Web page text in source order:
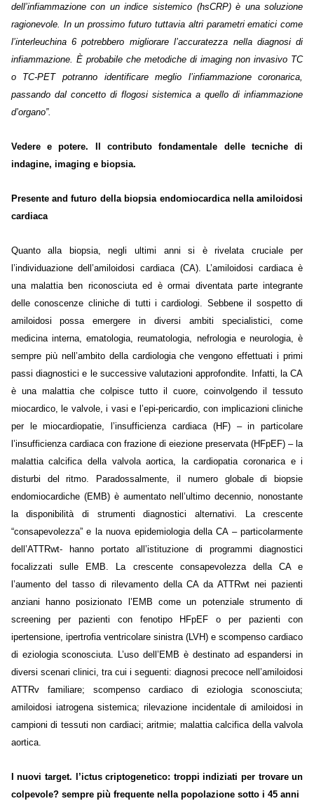
dell’infiammazione con un indice sistemico (hsCRP) è una soluzione
ragionevole. In un prossimo futuro tuttavia altri parametri ematici come
l’interleuchina 6 potrebbero migliorare l’accuratezza nella diagnosi di
infiammazione. È probabile che metodiche di imaging non invasivo TC
o TC-PET potranno identificare meglio l’infiammazione coronarica,
passando dal concetto di flogosi sistemica a quello di infiammazione
d’organo”.
Vedere e potere. Il contributo fondamentale delle tecniche di
indagine, imaging e biopsia.
Presente and futuro della biopsia endomiocardica nella amiloidosi
cardiaca
Quanto alla biopsia, negli ultimi anni si è rivelata cruciale per
l’individuazione dell’amiloidosi cardiaca (CA). L’amiloidosi cardiaca è
una malattia ben riconosciuta ed è ormai diventata parte integrante
delle conoscenze cliniche di tutti i cardiologi. Sebbene il sospetto di
amiloidosi possa emergere in diversi ambiti specialistici, come
medicina interna, ematologia, reumatologia, nefrologia e neurologia, è
sempre più nell’ambito della cardiologia che vengono effettuati i primi
passi diagnostici e le successive valutazioni approfondite. Infatti, la CA
è una malattia che colpisce tutto il cuore, coinvolgendo il tessuto
miocardico, le valvole, i vasi e l’epi-pericardio, con implicazioni cliniche
per le miocardiopatie, l’insufficienza cardiaca (HF) – in particolare
l’insufficienza cardiaca con frazione di eiezione preservata (HFpEF) – la
malattia calcifica della valvola aortica, la cardiopatia coronarica e i
disturbi del ritmo. Paradossalmente, il numero globale di biopsie
endomiocardiche (EMB) è aumentato nell’ultimo decennio, nonostante
la disponibilità di strumenti diagnostici alternativi. La crescente
“consapevolezza” e la nuova epidemiologia della CA – particolarmente
dell’ATTRwt- hanno portato all’istituzione di programmi diagnostici
focalizzati sulle EMB. La crescente consapevolezza della CA e
l’aumento del tasso di rilevamento della CA da ATTRwt nei pazienti
anziani hanno posizionato l’EMB come un potenziale strumento di
screening per pazienti con fenotipo HFpEF o per pazienti con
ipertensione, ipertrofia ventricolare sinistra (LVH) e scompenso cardiaco
di eziologia sconosciuta. L’uso dell’EMB è destinato ad espandersi in
diversi scenari clinici, tra cui i seguenti: diagnosi precoce nell’amiloidosi
ATTRv familiare; scompenso cardiaco di eziologia sconosciuta;
amiloidosi iatrogena sistemica; rilevazione incidentale di amiloidosi in
campioni di tessuti non cardiaci; aritmie; malattia calcifica della valvola
aortica.
I nuovi target. l’ictus criptogenetico: troppi indiziati per trovare un
colpevole? sempre più frequente nella popolazione sotto i 45 anni